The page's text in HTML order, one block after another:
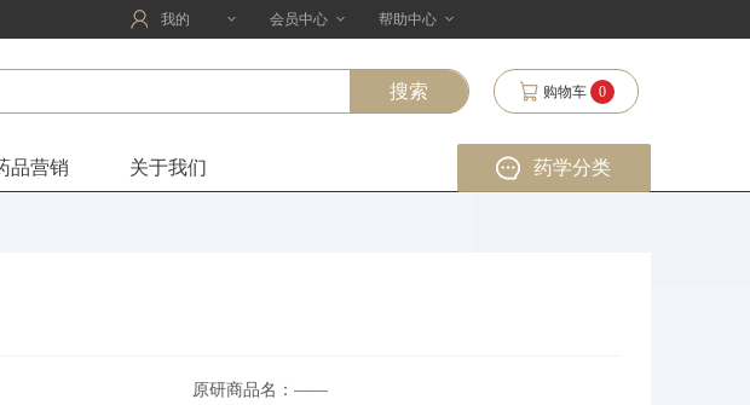
我的 会员中心 帮助中心
购物车 0
品营销 关于我们 药学分类
原研商品名：——